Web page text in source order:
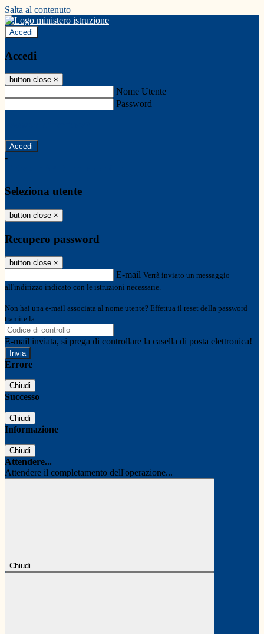
Salta al contenuto
Accedi
Accedi
button close ×
Nome Utente
Password
-
Seleziona utente
button close ×
Recupero password
button close ×
E-mail Verrà inviato un messaggio
all'indirizzo indicato con le istruzioni necessarie.
Non hai una e-mail associata al nome utente? Effettua il reset della password
tramite la
E-mail inviata, si prega di controllare la casella di posta elettronica!
Errore
Chiudi
Successo
Chiudi
Informazione
Chiudi
Attendere...
Attendere il completamento dell'operazione...
Chiudi